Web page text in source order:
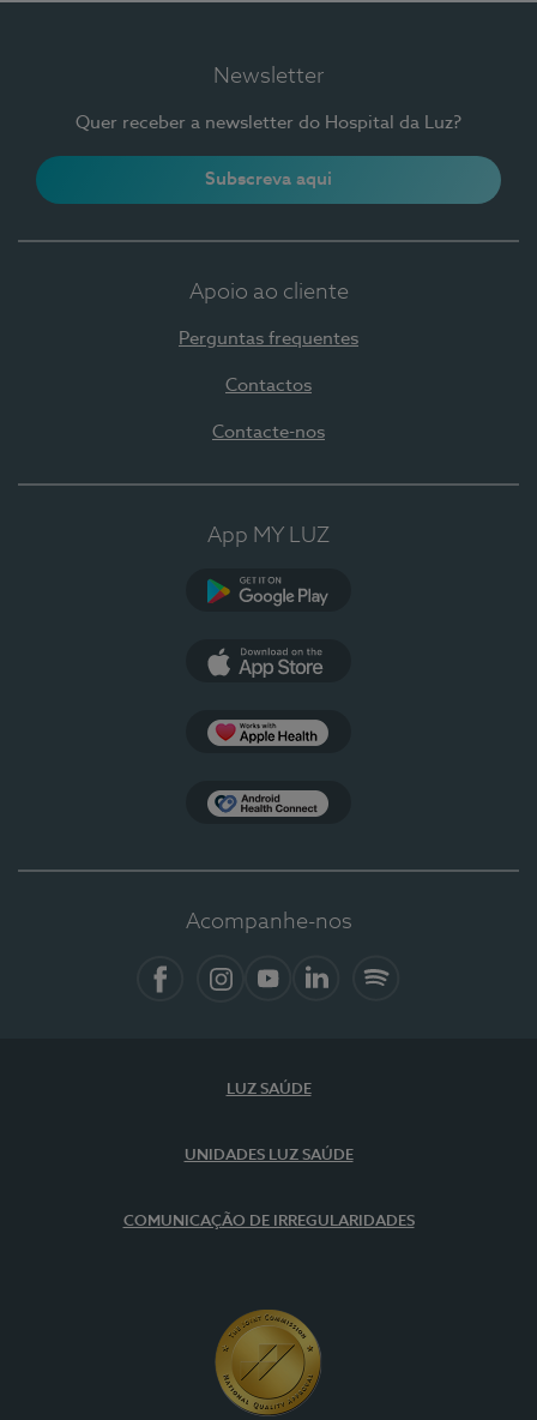
Newsletter
Quer receber a newsletter do Hospital da Luz?
Subscreva aqui
Apoio ao cliente
Perguntas frequentes
Contactos
Contacte-nos
App MY LUZ
Acompanhe-nos
LUZ SAÚDE
UNIDADES LUZ SAÚDE
COMUNICAÇÃO DE IRREGULARIDADES